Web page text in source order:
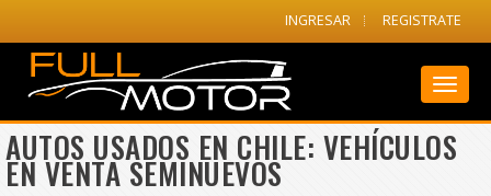
INGRESAR REGISTRATE
AUTOS USADOS EN CHILE: VEHÍCULOS
EN VENTA SEMINUEVOS